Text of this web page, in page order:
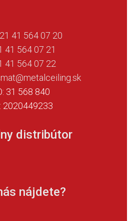
41 564 07 20
41 564 07 21
41 564 07 22
31 568 840
2020449233
distribútor
nájdete?